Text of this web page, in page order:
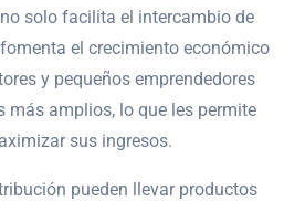
solo facilita el intercambio de
el crecimiento económico
y pequeños emprendedores
más amplios, lo que les permite
sus ingresos.
pueden llevar productos